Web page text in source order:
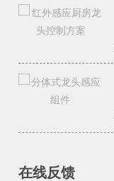
在线反馈